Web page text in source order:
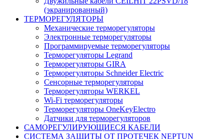
(экранированный)
ТЕРМОРЕГУЛЯТОРЫ
Механические терморегуляторы
Электронные терморегуляторы
Программируемые терморегуляторы
Терморегуляторы Legrand
Терморегуляторы GIRA
Терморегуляторы Schneider Electric
Сенсорные терморегуляторы
Терморегуляторы WERKEL
Wi-Fi терморегуляторы
Терморегуляторы OneKeyElectro
Датчики для терморегуляторов
САМОРЕГУЛИРУЮЩИЕСЯ КАБЕЛИ
СИСТЕМА ЗАЩИТЫ ОТ ПРОТЕЧЕК NEPTUN